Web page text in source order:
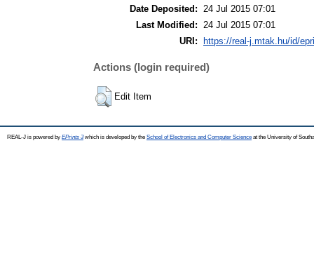
Date Deposited: 24 Jul 2015 07:01
Last Modified: 24 Jul 2015 07:01
URI:
https://real-j.mtak.hu/id/
Actions (login required)
Edit Item
REAL-J is powered by EPrints 3which is developed by the School of Electronics and Computer Science at the University of